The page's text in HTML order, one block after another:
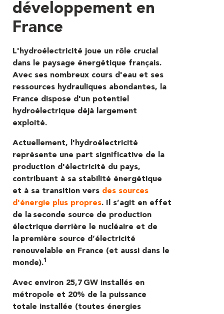
développement en
France
L'hydroélectricité joue un rôle crucial
dans le paysage énergétique français.
Avec ses nombreux cours d'eau et ses
ressources hydrauliques abondantes, la
France dispose d'un potentiel
hydroélectrique déjà largement
exploité.
Actuellement, l'hydroélectricité
représente une part significative de la
production d'électricité du pays,
contribuant à sa stabilité énergétique
et à sa transition vers des sources
d'énergie plus propres.
Il s’agit en effet
de la seconde source de production
électrique derrière le nucléaire et de
la première source d’électricité
renouvelable en France (et aussi dans le
monde).1
Avec environ 25,7 GW installés en
métropole et 20% de la puissance
totale installée (toutes énergies